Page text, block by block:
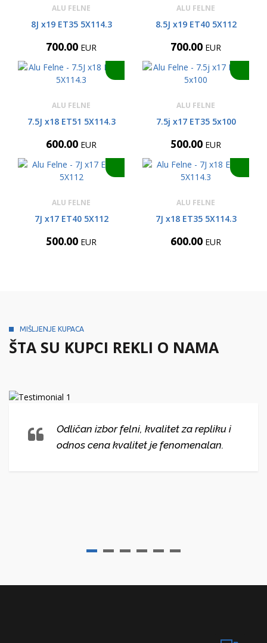
ALU FELNE
8J x19 ET35 5X114.3
700.00 EUR
ALU FELNE
8.5J x19 ET40 5X112
700.00 EUR
ALU FELNE
7.5J x18 ET51 5X114.3
600.00 EUR
ALU FELNE
7.5j x17 ET35 5x100
500.00 EUR
ALU FELNE
7J x17 ET40 5X112
500.00 EUR
ALU FELNE
7J x18 ET35 5X114.3
600.00 EUR
MIŠLJENJE KUPACA
ŠTA SU KUPCI REKLI O NAMA
Odličan izbor felni, kvalitet za repliku i
odnos cena kvalitet je fenomenalan.